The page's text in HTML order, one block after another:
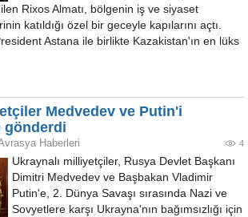
Rixos Almatı, bölgenin iş ve siyaset
katıldığı özel bir geceyle kapılarını açtı.
Astana ile birlikte Kazakistan'ın en lüks
Medvedev ve Putin'i
gönderdi
Haberleri 4
Ukraynalı milliyetçiler, Rusya Devlet Başkanı
Dimitri Medvedev ve Başbakan Vladimir
Putin'e, 2. Dünya Savaşı sırasında Nazi ve
Sovyetlere karşı Ukrayna'nın bağımsızlığı için